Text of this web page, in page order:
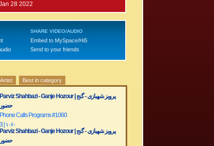
28 2022
SHARE VIDEO/AUDIO
Embed to MySpace/Hi5
Send to your friends
Best in category
Parviz Shahbazi - Ganje Hozour | پرویز شهبازی - گنج
حضور
Phone Calls Programs #1060
3 | ۱۰۶۰
Parviz Shahbazi - Ganje Hozour | پرویز شهبازی - گنج
حضور